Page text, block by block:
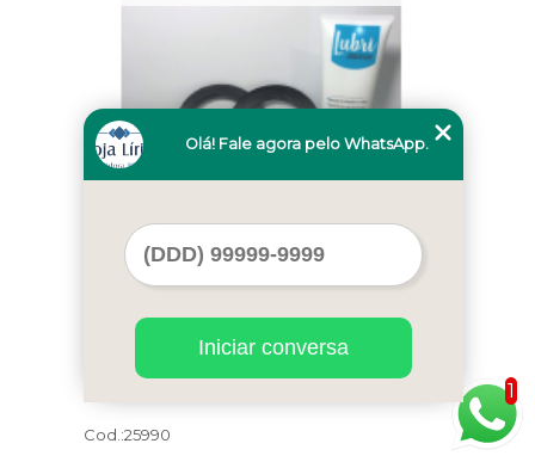
máquinas de sorvete expresso nacional
Suzano
Cod.:25990
1
Olá! Fale agora pelo WhatsApp.
Iniciar conversa